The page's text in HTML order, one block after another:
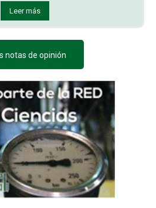
Leer más
notas de opinión